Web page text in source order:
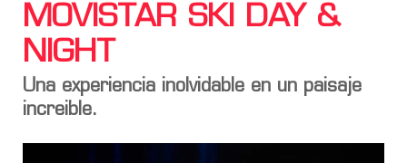
MOVISTAR SKI DAY &
NIGHT
Una experiencia inolvidable en un paisaje
increible.